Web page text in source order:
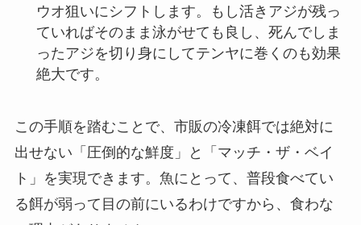
ウオ狙いにシフトします。もし活きアジが残っ
ていればそのまま泳がせても良し、死んでしま
ったアジを切り身にしてテンヤに巻くのも効果
絶大です。
この手順を踏むことで、市販の冷凍餌では絶対に
出せない「圧倒的な鮮度」と「マッチ・ザ・ベイ
ト」を実現できます。魚にとって、普段食べてい
る餌が弱って目の前にいるわけですから、食わな